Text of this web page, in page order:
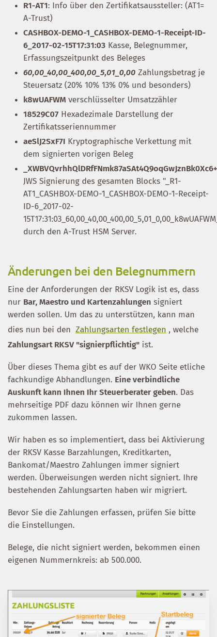
R1-AT1: Info über den Zertifikatsaussteller: (AT1=
A-Trust)
CASHBOX-DEMO-1_CASHBOX-DEMO-1-Receipt-ID-
6_2017-02-15T17:31:03 Kasse, Belegnummer,
Erfassungszeitpunkt des Beleges
60,00_40,00_400,00_5,01_0,00 Zahlungsbetrag je
Steuersatz (20% 10% 13% 0% und besonders)
k8wUAFWM verschlüsselter Umsatzzähler
18529C07 Hexadezimale Darstellung der
Zertifikatsseriennummer
aeSlJ2SxF7I Kryptographische Verkettung mit
dem signierten vorigen Beleg
JWS Signierung des gesamten Blocks "_R1-
AT1_CASHBOX-DEMO-1_CASHBOX-DEMO-1-Receipt-
ID-6_2017-02-
durch den A-Trust HSM Server.
Änderungen bei den Belegnummern
Eine der Anforderungen der RKSV Logik ist es, dass
nur Bar, Maestro und Kartenzahlungen signiert
werden sollen. Um das zu unterstützen, kann man
dies nun bei den Zahlungsarten festlegen , welche
Zahlungsart RKSV "signierpflichtig" ist.
Über dieses Thema gibt es auf der WKO Seite etliche
fachkundige Abhandlungen. Eine verbindliche
Auskunft kann Ihnen Ihr Steuerberater geben. Das
mehrseitige PDF dazu können wir Ihnen gerne
zukommen lassen.
Wir haben es so implementiert, dass bei Aktivierung
der RKSV Kasse Barzahlungen, Kreditkarten,
Bankomat/Maestro Zahlungen immer signiert
werden. Überweisungen werden nicht signiert. Ihre
bestehenden Zahlungsarten haben wir migriert.
Bevor Sie die Zahlungen erfassen, prüfen Sie bitte
die Einstellungen.
Belege, die nicht signiert werden, bekommen einen
eigenen Nummernkreis: ab 500.000.